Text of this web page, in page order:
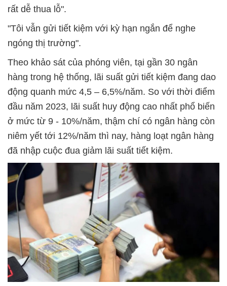
rất dễ thua lỗ".
"Tôi vẫn gửi tiết kiệm với kỳ hạn ngắn để nghe
ngóng thị trường".
Theo khảo sát của phóng viên, tại gần 30 ngân
hàng trong hệ thống, lãi suất gửi tiết kiệm đang dao
động quanh mức 4,5 – 6,5%/năm. So với thời điểm
đầu năm 2023, lãi suất huy động cao nhất phổ biến
ở mức từ 9 - 10%/năm, thậm chí có ngân hàng còn
niêm yết tới 12%/năm thì nay, hàng loạt ngân hàng
đã nhập cuộc đua giảm lãi suất tiết kiệm.